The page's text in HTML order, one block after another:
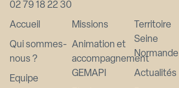
02 79 18 22 30
Accueil
Qui sommes-
nous ?
Equipe
Missions
Animation et
accompagnement
GEMAPI
Territoire
Seine
Normande
Actualités